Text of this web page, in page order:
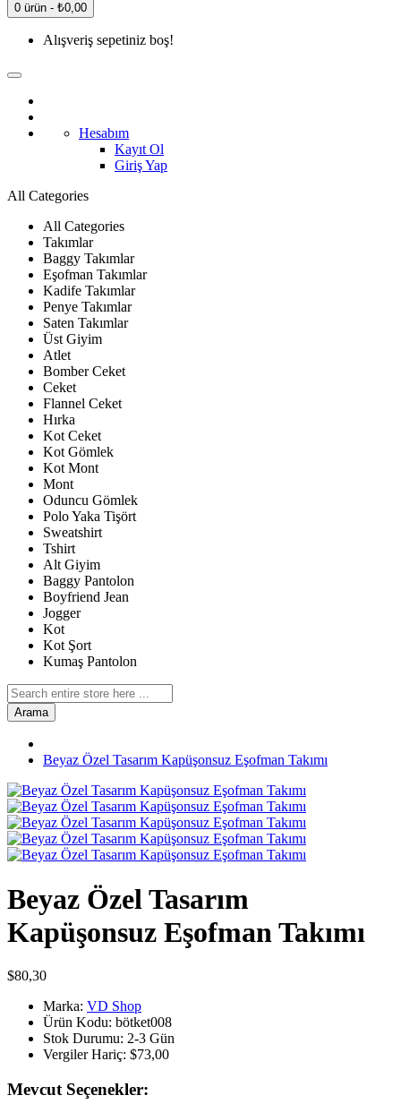
0 ürün - ₺0,00
Alışveriş sepetiniz boş!
Hesabım
Kayıt Ol
Giriş Yap
All Categories
All Categories
Takımlar
Baggy Takımlar
Eşofman Takımlar
Kadife Takımlar
Penye Takımlar
Saten Takımlar
Üst Giyim
Atlet
Bomber Ceket
Ceket
Flannel Ceket
Hırka
Kot Ceket
Kot Gömlek
Kot Mont
Mont
Oduncu Gömlek
Polo Yaka Tişört
Sweatshirt
Tshirt
Alt Giyim
Baggy Pantolon
Boyfriend Jean
Jogger
Kot
Kot Şort
Kumaş Pantolon
Arama
Beyaz Özel Tasarım Kapüşonsuz Eşofman Takımı
Beyaz Özel Tasarım
Kapüşonsuz Eşofman Takımı
$80,30
Marka: VD Shop
Ürün Kodu: bötket008
Stok Durumu: 2-3 Gün
Vergiler Hariç: $73,00
Mevcut Seçenekler: